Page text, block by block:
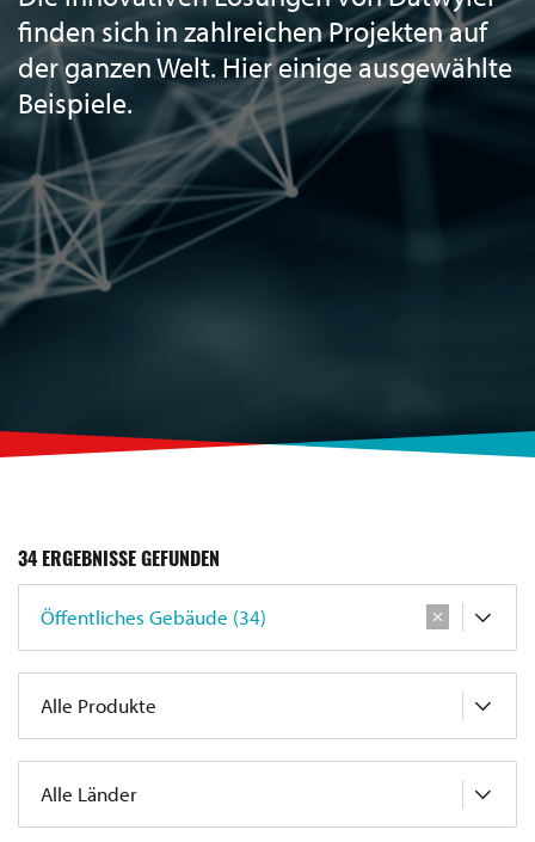
finden sich in zahlreichen Projekten auf
der ganzen Welt. Hier einige ausgewählte
Beispiele.
34 ERGEBNISSE GEFUNDEN
Öffentliches Gebäude (34)
Alle Produkte
Alle Länder